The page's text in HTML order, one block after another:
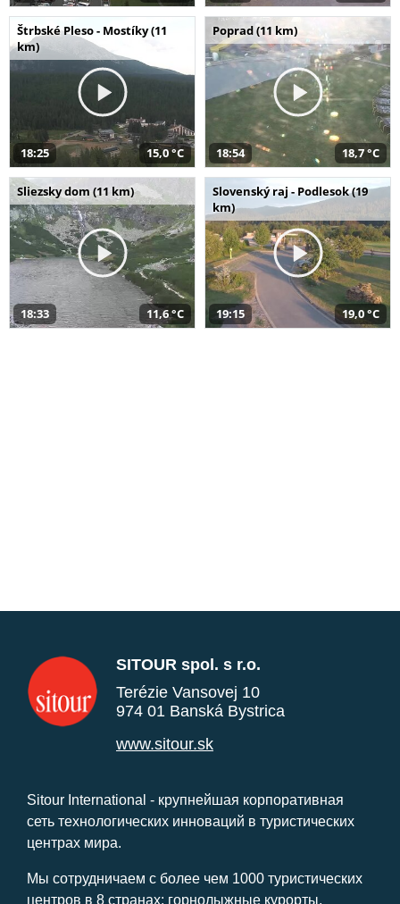
Štrbské Pleso - Mostíky (11
km)
18:25 15,0 °C
Poprad (11 km)
18:54 18,7 °C
Sliezsky dom (11 km)
18:33 11,6 °C
Slovenský raj - Podlesok (19
km)
19:15 19,0 °C
SITOUR spol. s r.o.
Terézie Vansovej 10
974 01 Banská Bystrica
www.sitour.sk
Sitour International - крупнейшая корпоративная
сеть технологических инноваций в туристических
центрах мира.
Мы сотрудничаем с более чем 1000 туристических
центров в 8 странах: горнолыжные курорты,